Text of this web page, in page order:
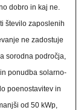
dobro in kaj ne.
število zaposlenih
ne zadostuje
sorodna področja,
ponudba solarno-
poenostavitev in
od 50 kWp,